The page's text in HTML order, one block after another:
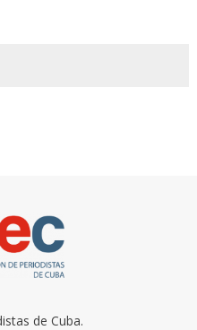
de Cuba.